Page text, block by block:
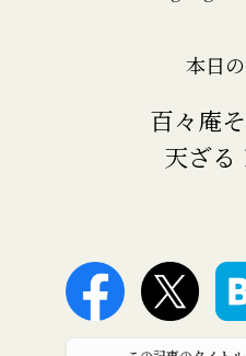
本日
百々庵
天ざる